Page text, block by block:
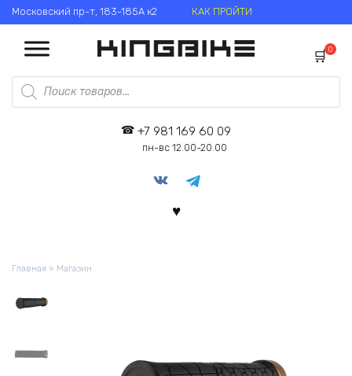
Перейти
к
содержанию
Московский пр-т, 183-185А к2 КАК ПРОЙТИ
Поиск
товаров
0
+7 981 169 60 09
пн-вс 12.00-20.00
Главная » Магазин